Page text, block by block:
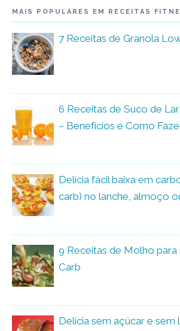
MAIS POPULARES EM RECEITAS
7 Receitas de Granola
6 Receitas de Suco de
– Benefícios e Como
Delícia fácil baixa em
carb) no lanche, almoço
9 Receitas de Molho para
Carb
Delícia sem açúcar e sem